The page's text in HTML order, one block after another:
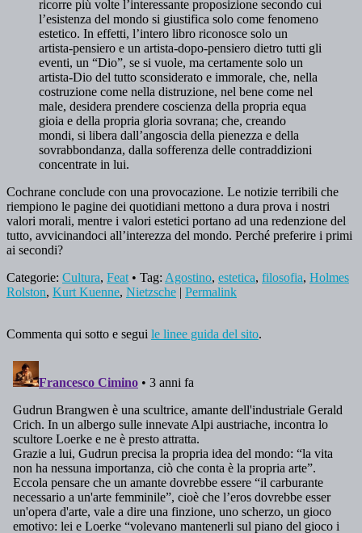
ricorre più volte l’interessante proposizione secondo cui
l’esistenza del mondo si giustifica solo come fenomeno
estetico. In effetti, l’intero libro riconosce solo un
artista-pensiero e un artista-dopo-pensiero dietro tutti gli
eventi, un “Dio”, se si vuole, ma certamente solo un
artista-Dio del tutto sconsiderato e immorale, che, nella
costruzione come nella distruzione, nel bene come nel
male, desidera prendere coscienza della propria equa
gioia e della propria gloria sovrana; che, creando
mondi, si libera dall’angoscia della pienezza e della
sovrabbondanza, dalla sofferenza delle contraddizioni
concentrate in lui.
Cochrane conclude con una provocazione. Le notizie terribili che
riempiono le pagine dei quotidiani mettono a dura prova i nostri
valori morali, mentre i valori estetici portano ad una redenzione del
tutto, avvicinandoci all’interezza del mondo. Perché preferire i primi
ai secondi?
Categorie: Cultura, Feat • Tag: Agostino, estetica, filosofia, Holmes
Rolston, Kurt Kuenne, Nietzsche | Permalink
Commenta qui sotto e segui le linee guida del sito.